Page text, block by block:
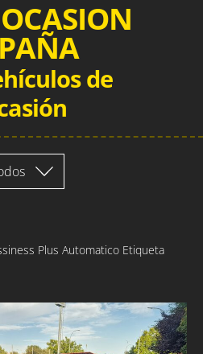
de
Plus Automatico Etiqueta